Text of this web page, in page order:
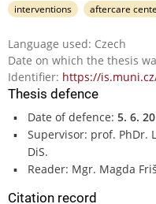
interventions
aftercare
Language used: Czech
Date on which the thesis
Identifier: https://
Thesis defence
Date of defence: 5. 6.
Supervisor: prof. PhDr.
DiS.
Reader: Mgr. Magda
Citation record